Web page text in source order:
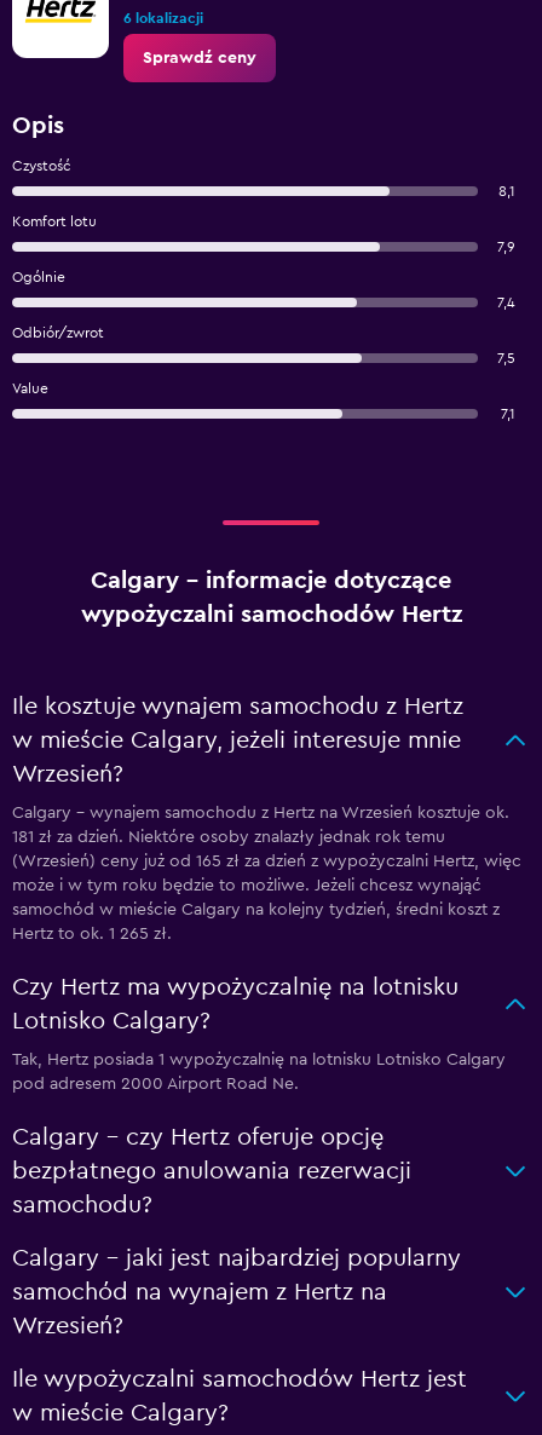
6 lokalizacji
Sprawdź ceny
Opis
Czystość
8,1
Komfort lotu
7,9
Ogólnie
7,4
Odbiór/zwrot
7,5
Value
7,1
Calgary – informacje dotyczące
wypożyczalni samochodów Hertz
Ile kosztuje wynajem samochodu z Hertz
w mieście Calgary, jeżeli interesuje mnie
Wrzesień?
Calgary – wynajem samochodu z Hertz na Wrzesień kosztuje ok.
181 zł za dzień. Niektóre osoby znalazły jednak rok temu
(Wrzesień) ceny już od 165 zł za dzień z wypożyczalni Hertz, więc
może i w tym roku będzie to możliwe. Jeżeli chcesz wynająć
samochód w mieście Calgary na kolejny tydzień, średni koszt z
Hertz to ok. 1 265 zł.
Czy Hertz ma wypożyczalnię na lotnisku
Lotnisko Calgary?
Tak, Hertz posiada 1 wypożyczalnię na lotnisku Lotnisko Calgary
pod adresem 2000 Airport Road Ne.
Calgary – czy Hertz oferuje opcję
bezpłatnego anulowania rezerwacji
samochodu?
Calgary – jaki jest najbardziej popularny
samochód na wynajem z Hertz na
Wrzesień?
Ile wypożyczalni samochodów Hertz jest
w mieście Calgary?